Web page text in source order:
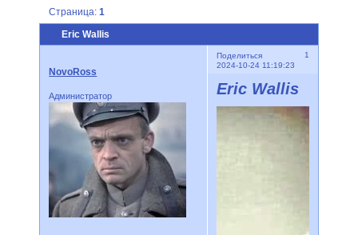
Eric Wallis
Страница:1
Поделиться
1
2024-10-24 11:19:23
NovoRoss
Администратор Eric Wallis